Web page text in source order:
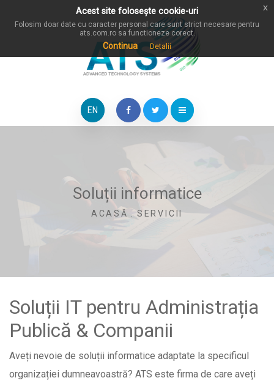
EN
Soluții informatice
ACASĂ SERVICII
Soluții IT pentru Administrația
Publică & Companii
Aveți nevoie de soluții informatice adaptate la specificul
organizației dumneavoastră? ATS este firma de care aveți
Acest site folosește cookie-uri
Folosim doar date cu caracter personal care sunt strict necesare pentru
ats.com.ro sa functioneze corect.
Continua Detalii
x